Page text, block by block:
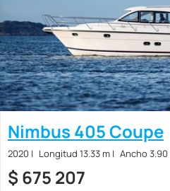
Nimbus 405 Coupe
2020 Longitud 13.33 m Ancho 3.90
$ 675 207